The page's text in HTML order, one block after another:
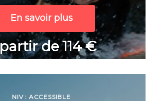
En savoir plus
de 114 €
NIV : ACCESSIBLE